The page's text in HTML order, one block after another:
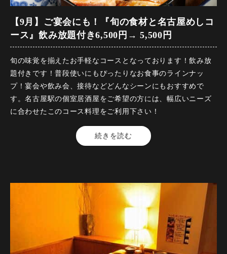
【名物】 名古屋コーチン手羽先の唐揚げ
【名物】 名古屋名物 どて味噌串かつ
【名物】 特大エビフライ ～コーチン玉子のタルタルソース
～
【食事】 炭焼き鰻のひつまぶし ～薬味・おだしと供に～
※お席の時間は120分となります
コースの制限時間は120分となっております。
飲み放題のラストオーダーは30分前となっております。
他割引優待、施設利用券併用不可。
（施設利用券ご利用のお客様・コース金額8,000円）
【9月】ご宴会にも！『旬の食材と名古屋めしコ
ース』飲み放題付き6,500円→ 5,500円
旬の味覚を揃えたお手軽なコースとなっております！飲み放
題付きです！普段使いにもぴったりなお食事のラインナッ
プ！宴会や飲み会、接待などどんなシーンにもおすすめで
す。名古屋駅の個室居酒屋をご希望の方には、幅広いニーズ
に合わせたこのコース料理をご利用下さい！
続きを読む
【料金】5500円（税込）
【飲み放題】有 約30品以上
各ご宴会にぜひ！ご予約はお早めに！
【＋500円でお席3時間確約！（お食事付コース飲み放題90分